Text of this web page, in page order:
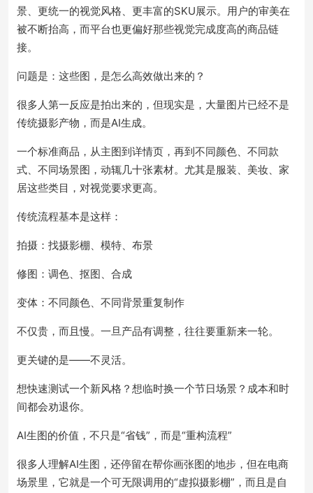
景、更统一的视觉风格、更丰富的SKU展示。用户的审美在
被不断抬高，而平台也更偏好那些视觉完成度高的商品链
接。
问题是：这些图，是怎么高效做出来的？
很多人第一反应是拍出来的，但现实是，大量图片已经不是
传统摄影产物，而是AI生成。
一个标准商品，从主图到详情页，再到不同颜色、不同款
式、不同场景图，动辄几十张素材。尤其是服装、美妆、家
居这些类目，对视觉要求更高。
传统流程基本是这样：
拍摄：找摄影棚、模特、布景
修图：调色、抠图、合成
变体：不同颜色、不同背景重复制作
不仅贵，而且慢。一旦产品有调整，往往要重新来一轮。
更关键的是——不灵活。
想快速测试一个新风格？想临时换一个节日场景？成本和时
间都会劝退你。
AI生图的价值，不只是“省钱”，而是“重构流程”
很多人理解AI生图，还停留在帮你画张图的地步，但在电商
场景里，它就是一个可无限调用的“虚拟摄影棚”，而且是自